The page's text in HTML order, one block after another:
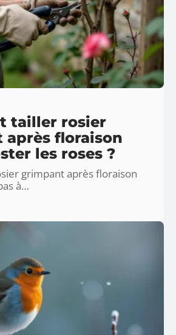
tailler rosier
floraison
les roses ?
grimpant après floraison
à…